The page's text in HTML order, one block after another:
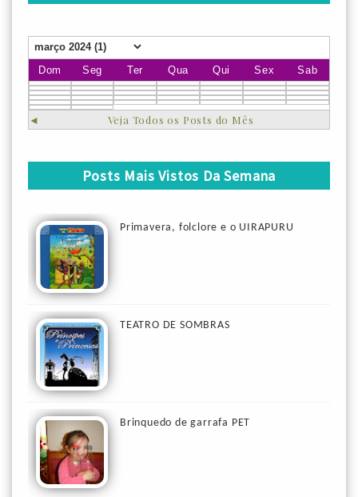
Dom Seg Ter Qua Qui Sex Sab
◄ Veja Todos os Posts do Mês
Posts Mais Vistos Da Semana
Primavera, folclore e o UIRAPURU
TEATRO DE SOMBRAS
Brinquedo de garrafa PET